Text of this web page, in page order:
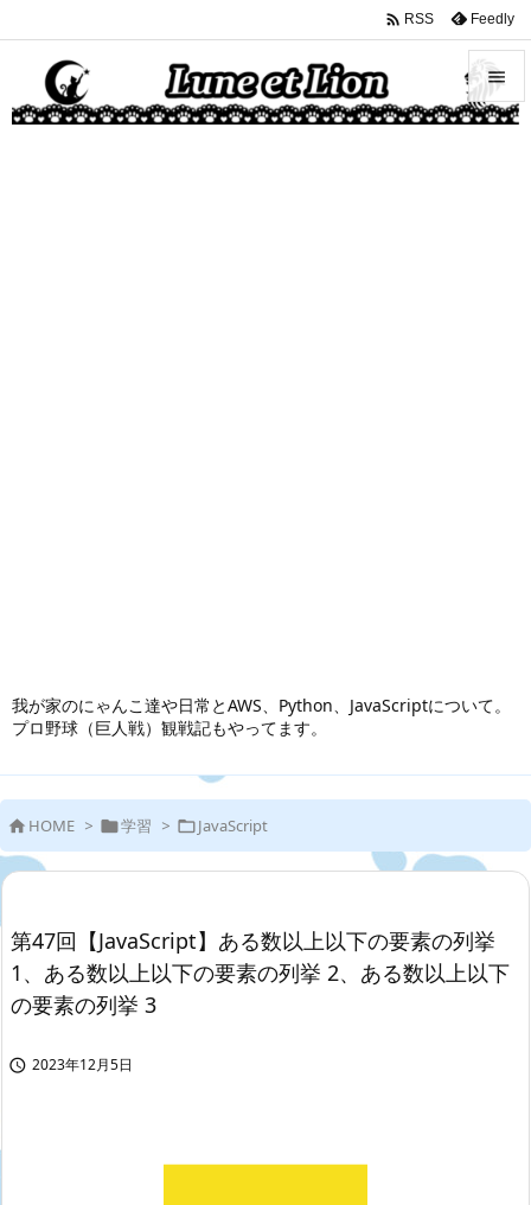
我が家のにゃんこ達や日常とAWS、Python、JavaScriptについて。
プロ野球（巨人戦）観戦記もやってます。


 RSS Feedly
 HOME > 学習 > JavaScript
第47回【JavaScript】ある数以上以下の要素の列挙
1、ある数以上以下の要素の列挙 2、ある数以上以下
の要素の列挙 3
 2023年12月5日